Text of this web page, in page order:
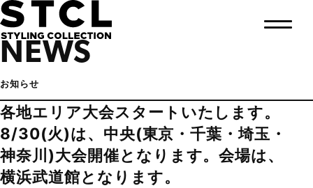
NEWS
お知らせ
各地エリア大会スタートいたします。
8/30(火)は、中央(東京・千葉・埼玉・
神奈川)大会開催となります。会場は、
横浜武道館となります。